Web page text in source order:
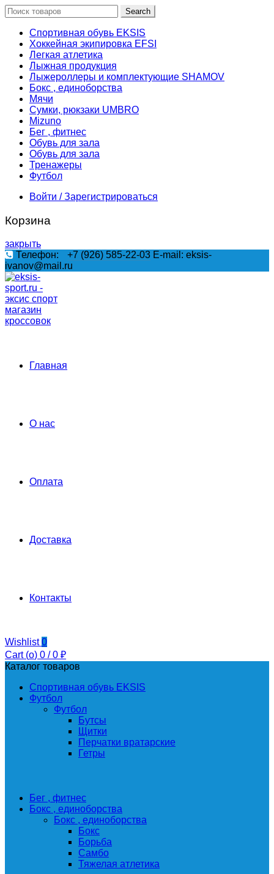
Search
Спортивная обувь EKSIS
Хоккейная экипировка EFSI
Легкая атлетика
Лыжная продукция
Лыжероллеры и комплектующие SHAMOV
Бокс , единоборства
Мячи
Сумки, рюкзаки UMBRO
Mizuno
Бег , фитнес
Обувь для зала
Обувь для зала
Тренажеры
Футбол
Войти / Зарегистрироваться
Корзина
закрыть
Телефон:
+7 (926) 585-22-03 E-mail: eksis-
ivanov@mail.ru
Главная
О нас
Оплата
Доставка
Контакты
Wishlist0
Cart (o) 0 / 0 ₽
Каталог товаров
Спортивная обувь EKSIS
Футбол
Футбол
Бутсы
Щитки
Перчатки вратарские
Гетры
Бег , фитнес
Бокс , единоборства
Бокс , единоборства
Бокс
Борьба
Самбо
Тяжелая атлетика